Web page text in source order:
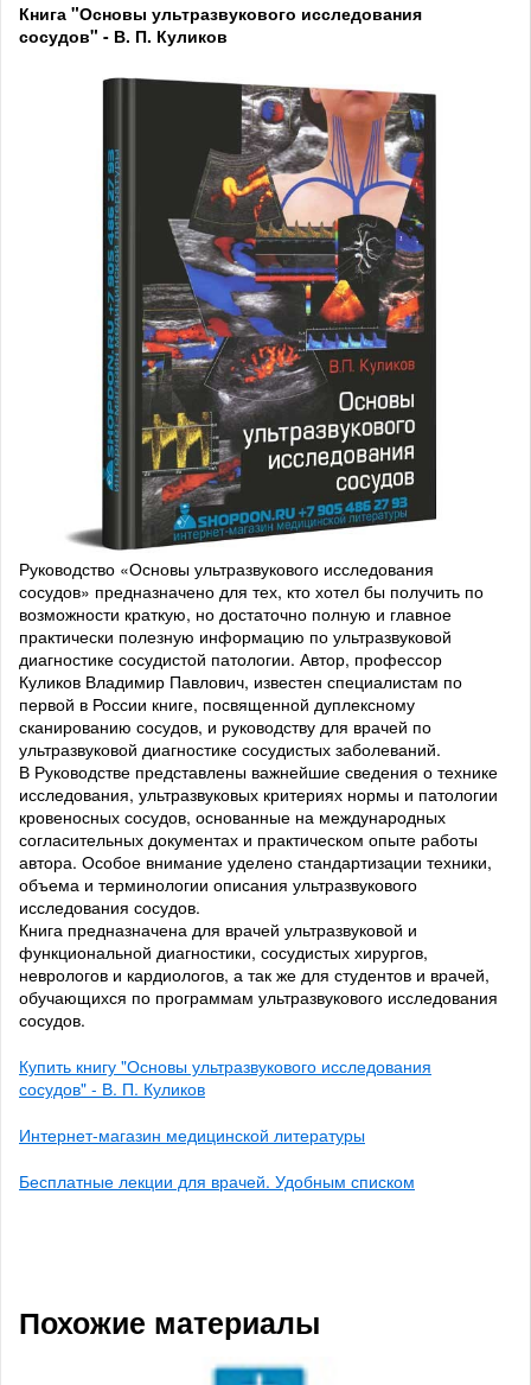
Книга "Основы ультразвукового исследования
сосудов" - В. П. Куликов
Руководство «Основы ультразвукового исследования
сосудов» предназначено для тех, кто хотел бы получить по
возможности краткую, но достаточно полную и главное
практически полезную информацию по ультразвуковой
диагностике сосудистой патологии. Автор, профессор
Куликов Владимир Павлович, известен специалистам по
первой в России книге, посвященной дуплексному
сканированию сосудов, и руководству для врачей по
ультразвуковой диагностике сосудистых заболеваний.
В Руководстве представлены важнейшие сведения о технике
исследования, ультразвуковых критериях нормы и патологии
кровеносных сосудов, основанные на международных
согласительных документах и практическом опыте работы
автора. Особое внимание уделено стандартизации техники,
объема и терминологии описания ультразвукового
исследования сосудов.
Книга предназначена для врачей ультразвуковой и
функциональной диагностики, сосудистых хирургов,
неврологов и кардиологов, а так же для студентов и врачей,
обучающихся по программам ультразвукового исследования
сосудов.
Купить книгу "Основы ультразвукового исследования
сосудов" - В. П. Куликов
Интернет-магазин медицинской литературы
Бесплатные лекции для врачей. Удобным списком
Похожие материалы